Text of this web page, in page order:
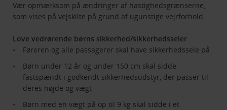
Vær opmærksom på ændringer af hastighedsgrænserne,
som vises på vejskilte på grund af ugunstige vejrforhold.
Love vedrørende børns sikkerhed/sikkerhedsseler
Føreren og alle passagerer skal have sikkerhedssele på
Børn under 12 år og under 150 cm skal sidde
fastspændt i godkendt sikkerhedsudstyr, der passer til
deres højde og vægt
Børn med en vægt på op til 9 kg skal sidde i et